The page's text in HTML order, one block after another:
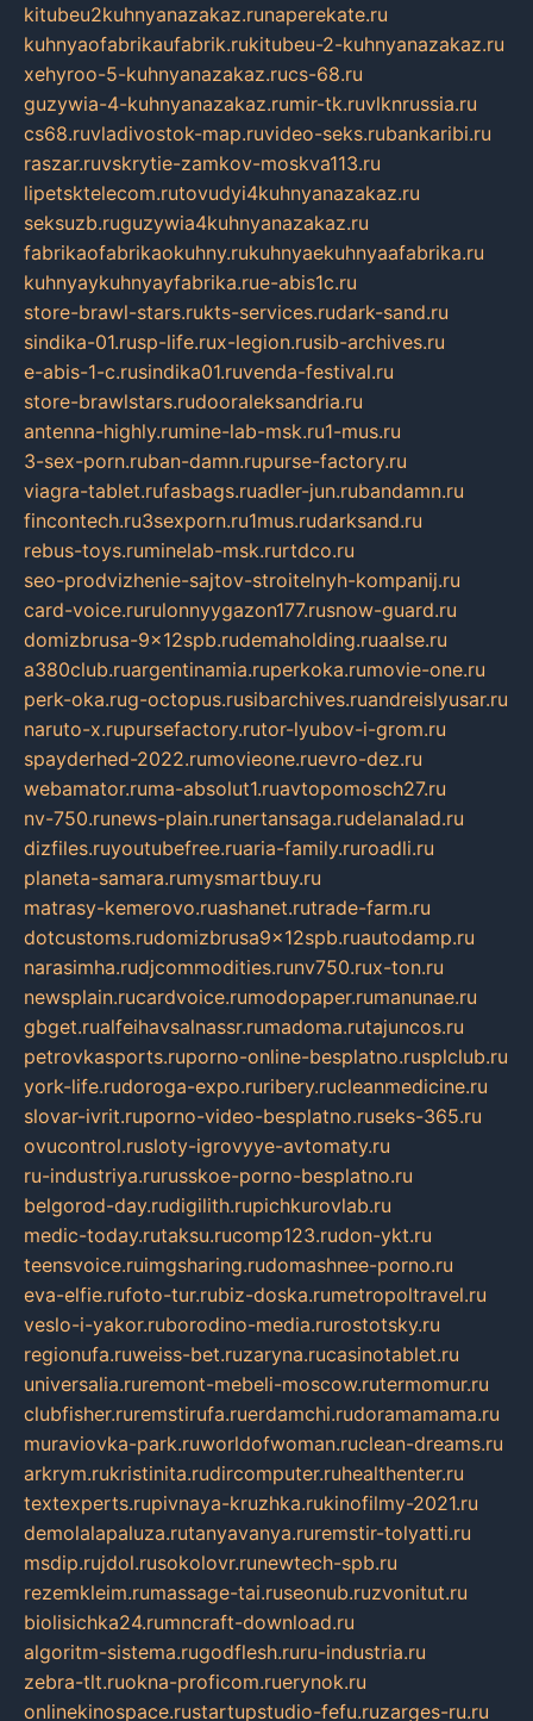
kitubeu2kuhnyanazakaz.runaperekate.ru
kuhnyaofabrikaufabrik.rukitubeu-2-kuhnyanazakaz.ru
xehyroo-5-kuhnyanazakaz.rucs-68.ru
guzywia-4-kuhnyanazakaz.rumir-tk.ruvlknrussia.ru
cs68.ruvladivostok-map.ruvideo-seks.rubankaribi.ru
raszar.ruvskrytie-zamkov-moskva113.ru
lipetsktelecom.rutovudyi4kuhnyanazakaz.ru
seksuzb.ruguzywia4kuhnyanazakaz.ru
fabrikaofabrikaokuhny.rukuhnyaekuhnyaafabrika.ru
kuhnyaykuhnyayfabrika.rue-abis1c.ru
store-brawl-stars.rukts-services.rudark-sand.ru
sindika-01.rusp-life.rux-legion.rusib-archives.ru
e-abis-1-c.rusindika01.ruvenda-festival.ru
store-brawlstars.rudooraleksandria.ru
antenna-highly.rumine-lab-msk.ru1-mus.ru
3-sex-porn.ruban-damn.rupurse-factory.ru
viagra-tablet.rufasbags.ruadler-jun.rubandamn.ru
fincontech.ru3sexporn.ru1mus.rudarksand.ru
rebus-toys.ruminelab-msk.rurtdco.ru
seo-prodvizhenie-sajtov-stroitelnyh-kompanij.ru
card-voice.rurulonnyygazon177.rusnow-guard.ru
domizbrusa-9x12spb.rudemaholding.ruaalse.ru
a380club.ruargentinamia.ruperkoka.rumovie-one.ru
perk-oka.rug-octopus.rusibarchives.ruandreislyusar.ru
naruto-x.rupursefactory.rutor-lyubov-i-grom.ru
spayderhed-2022.rumovieone.ruevro-dez.ru
webamator.ruma-absolut1.ruavtopomosch27.ru
nv-750.runews-plain.runertansaga.rudelanalad.ru
dizfiles.ruyoutubefree.ruaria-family.ruroadli.ru
planeta-samara.rumysmartbuy.ru
matrasy-kemerovo.ruashanet.rutrade-farm.ru
dotcustoms.rudomizbrusa9x12spb.ruautodamp.ru
narasimha.rudjcommodities.runv750.rux-ton.ru
newsplain.rucardvoice.rumodopaper.rumanunae.ru
gbget.rualfeihavsalnassr.rumadoma.rutajuncos.ru
petrovkasports.ruporno-online-besplatno.rusplclub.ru
york-life.rudoroga-expo.ruribery.rucleanmedicine.ru
slovar-ivrit.ruporno-video-besplatno.ruseks-365.ru
ovucontrol.rusloty-igrovyye-avtomaty.ru
ru-industriya.rurusskoe-porno-besplatno.ru
belgorod-day.rudigilith.rupichkurovlab.ru
medic-today.rutaksu.rucomp123.rudon-ykt.ru
teensvoice.ruimgsharing.rudomashnee-porno.ru
eva-elfie.rufoto-tur.rubiz-doska.rumetropoltravel.ru
veslo-i-yakor.ruborodino-media.rurostotsky.ru
regionufa.ruweiss-bet.ruzaryna.rucasinotablet.ru
universalia.ruremont-mebeli-moscow.rutermomur.ru
clubfisher.ruremstirufa.ruerdamchi.rudoramamama.ru
muraviovka-park.ruworldofwoman.ruclean-dreams.ru
arkrym.rukristinita.rudircomputer.ruhealthenter.ru
textexperts.rupivnaya-kruzhka.rukinofilmy-2021.ru
demolalapaluza.rutanyavanya.ruremstir-tolyatti.ru
msdip.rujdol.rusokolovr.runewtech-spb.ru
rezemkleim.rumassage-tai.ruseonub.ruzvonitut.ru
biolisichka24.rumncraft-download.ru
algoritm-sistema.rugodflesh.ruru-industria.ru
zebra-tlt.ruokna-proficom.ruerynok.ru
onlinekinospace.rustartupstudio-fefu.ruzarges-ru.ru